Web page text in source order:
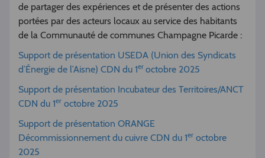
de partager des expériences et de présenter des actions
portées par des acteurs locaux au service des habitants
de la Communauté de communes Champagne Picarde :
Support de présentation USEDA (Union des Syndicats
d’Énergie de l’Aisne) CDN du 1er octobre 2025
Support de présentation Incubateur des Territoires/ANCT
CDN du 1er octobre 2025
Support de présentation ORANGE
Décommissionnement du cuivre CDN du 1er octobre
2025